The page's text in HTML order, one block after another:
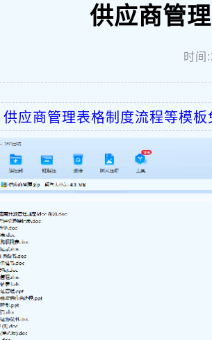
供应商管
时间
供应商管理表格制度流程等模板